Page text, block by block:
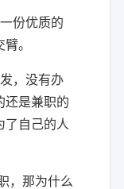
份优质的
。
，没有办
还是兼职的
了自己的人
，那为什么